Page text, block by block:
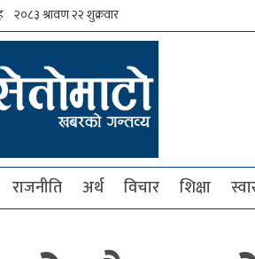
राजनीति अर्थ विचार शिक्षा